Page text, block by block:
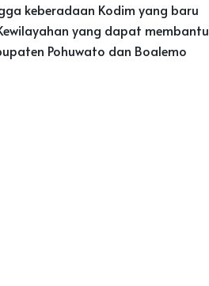
keberadaan Kodim yang baru
yang dapat membantu
Pohuwato dan Boalemo